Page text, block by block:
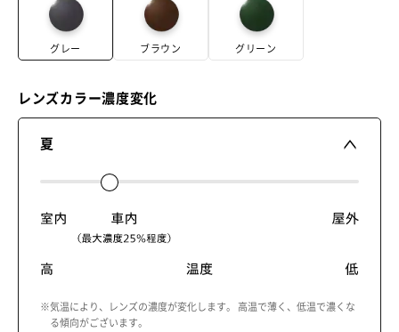
グレー ブラウン グリーン
レンズカラー濃度変化
夏
※気温により、レンズの濃度が変化します。 高温で薄く、低温で濃くな
る傾向がございます。